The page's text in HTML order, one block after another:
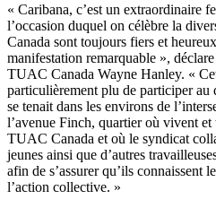
« Caribana, c’est un extraordinaire
l’occasion duquel on célèbre la
Canada sont toujours fiers et
manifestation remarquable »,
TUAC Canada Wayne Hanley. «
particulièrement plu de participer au
se tenait dans les environs de
l’avenue Finch, quartier où vivent et
TUAC Canada et où le syndicat
jeunes ainsi que d’autres
afin de s’assurer qu’ils connaissent
l’action collective. »